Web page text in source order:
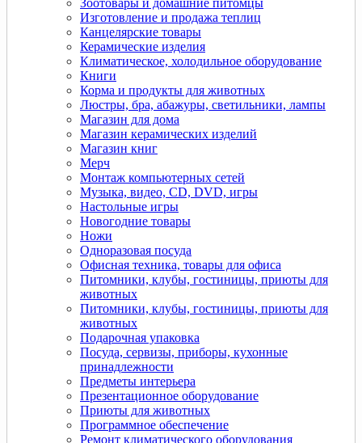
Зоотовары и домашние питомцы
Изготовление и продажа теплиц
Канцелярские товары
Керамические изделия
Климатическое, холодильное оборудование
Книги
Корма и продукты для животных
Люстры, бра, абажуры, светильники, лампы
Магазин для дома
Магазин керамических изделий
Магазин книг
Мерч
Монтаж компьютерных сетей
Музыка, видео, CD, DVD, игры
Настольные игры
Новогодние товары
Ножи
Одноразовая посуда
Офисная техника, товары для офиса
Питомники, клубы, гостиницы, приюты для
животных
Питомники, клубы, гостиницы, приюты для
животных
Подарочная упаковка
Посуда, сервизы, приборы, кухонные
принадлежности
Предметы интерьера
Презентационное оборудование
Приюты для животных
Программное обеспечение
Ремонт климатического оборудования